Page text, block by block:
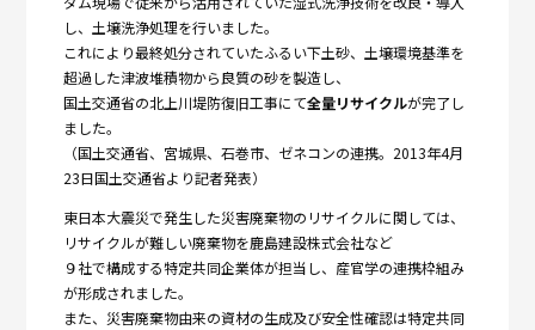
し、土壌洗浄処理を行いました。
これにより最終処分されていたふるい下土砂、土壌環境基準を
超過した津波堆積物から良質の砂を製造し、
国土交通省の北上川堤防復旧工事にて全量リサイクルが完了し
ました。
（国土交通省、宮城県、石巻市、ゼネコンの連携。2013年4月
23日国土交通省より記者発表）
東日本大震災で発生した災害廃棄物のリサイクルに関しては、
リサイクルが難しい廃棄物を鹿島建設株式会社など
９社で構成する特定共同企業体が担当し、産官学の連携枠組み
が形成されました。
また、災害廃棄物由来の資材の生成及び安全性確認は特定共同